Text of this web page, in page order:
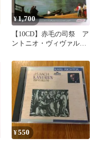
¥1,700
【10CD】赤毛の司祭 ア
ントニオ・ヴィヴァルデ
¥550